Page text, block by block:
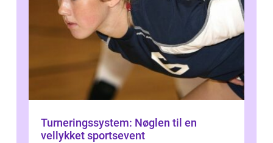
Turneringssystem: Nøglen til en
vellykket sportsevent